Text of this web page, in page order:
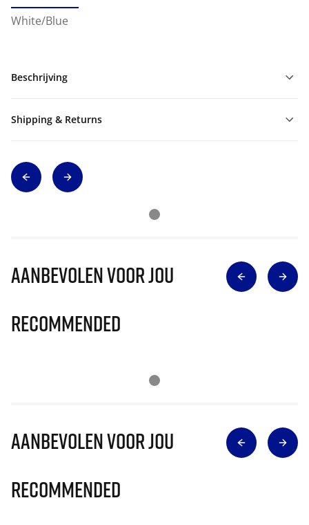
White/Blue
Beschrijving
Shipping & Returns
Aanbevolen voor jou
Recommended
Aanbevolen voor jou
Recommended